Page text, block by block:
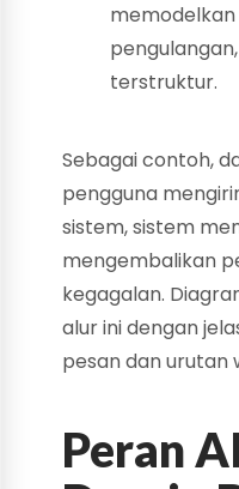
terstruktur.
Sebagai contoh,
pengguna
sistem, sistem
mengembalikan
kegagalan.
alur ini dengan
pesan dan urutan
Peran